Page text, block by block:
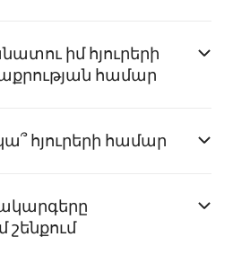
իմ հյուրերի
համար
հյուրերի համար
շենքում